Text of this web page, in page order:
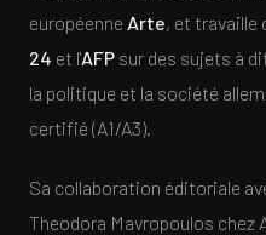
européenne Arte, et travaille
24 et l'AFP sur des sujets à
la politique et la société
certifié (A1/A3).
Sa collaboration éditoriale
Theodora Mavropoulos chez